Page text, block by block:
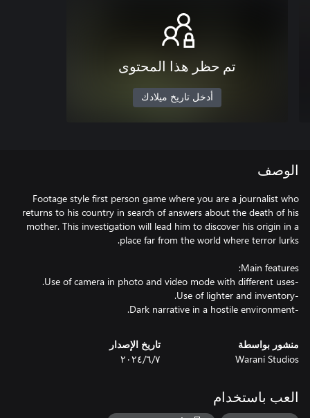
تم حظر هذا المحتوى
أدخل تاريخ ميلادك
الوصف
Footage style first person game where you are a journalist who
returns to his country in search of answers about the death of his
mother. This investigation will lead him to discover his origin in a
-Dark narrative in a hostile environment.
منشور بواسطة
Waraní Studios
تاريخ الإصدار
٧‏/٦‏/٢٠٢٤
العب باستخدام